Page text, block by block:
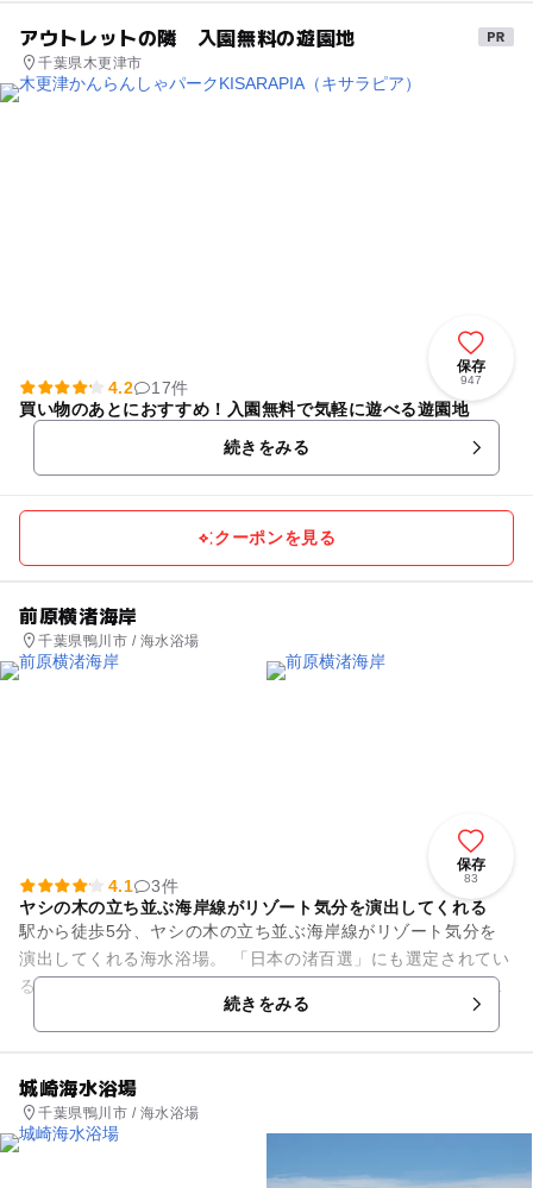
アウトレットの隣 入園無料の遊園地
千葉県木更津市
保存
947
4.2
17件
買い物のあとにおすすめ！入園無料で気軽に遊べる遊園地
続きをみる
クーポンを見る
前原横渚海岸
千葉県鴨川市 / 海水浴場
保存
83
4.1
3件
ヤシの木の立ち並ぶ海岸線がリゾート気分を演出してくれる
駅から徒歩5分、ヤシの木の立ち並ぶ海岸線がリゾート気分を
演出してくれる海水浴場。 「日本の渚百選」にも選定されてい
るこちらのビーチは、サーフポイントということもありダイナ
ミックな「波」を感じる...続きをみる
城崎海水浴場
千葉県鴨川市 / 海水浴場